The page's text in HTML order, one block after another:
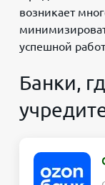
возникает
успешной
Банки,